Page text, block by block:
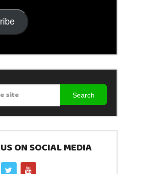
Search
ON SOCIAL MEDIA